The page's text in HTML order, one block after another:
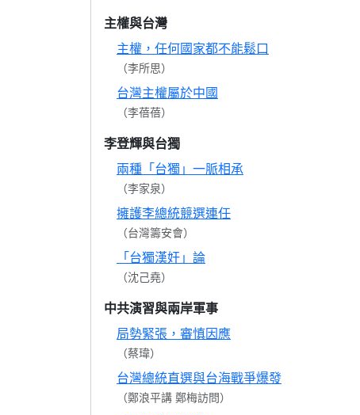
主權與台灣
主權，任何國家都不能鬆口
（李所思）
台灣主權屬於中國
（李蓓蓓）
李登輝與台獨
兩種「台獨」一脈相承
（李家泉）
擁護李總統競選連任
（台灣籌安會）
「台獨漢奸」論
（沈己堯）
中共演習與兩岸軍事
局勢緊張，審慎因應
（蔡瑋）
台灣總統直選與台海戰爭爆發
（鄭浪平講 鄭梅訪問）